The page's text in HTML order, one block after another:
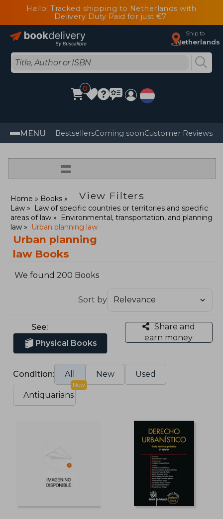
Hallo! Tracked shipping to Netherlands with
Delivery Duty Paid for just €7
Ship to
Netherlands
0
MENU BestsellersComing soonCustomer Reviews
=
View Filters
Home
Books
Law
Law of specific countries or territories and specific
areas of law
Environmental, transportation, and planning
law
Urban planning law
Urban planning
law Books
We found 200 Books
Sort by
See:
Physical Books
Share and
earn money
Condition: All New Used
Antiquarians
New